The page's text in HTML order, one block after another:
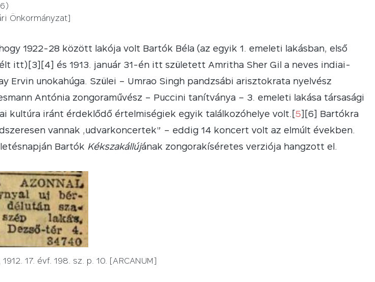
Önkormányzat]
1922-28 között lakója volt Bartók Béla (az egyik 1. emeleti lakásban, első
itt)[3][4] és 1913. január 31-én itt született Amritha Sher Gil a neves indiai-
Ervin unokahúga. Szülei – Umrao Singh pandzsábi arisztokrata nyelvész
Antónia zongoraművész – Puccini tanítványa – 3. emeleti lakása társasági
kultúra iránt érdeklődő értelmiségiek egyik találkozóhelye volt.[5][6] Bartókra
vannak „udvarkoncertek” – eddig 14 koncert volt az elmúlt években.
Bartók Kékszakállújának zongorakíséretes verziója hangzott el.
17. évf. 198. sz. p. 10. [ARCANUM]